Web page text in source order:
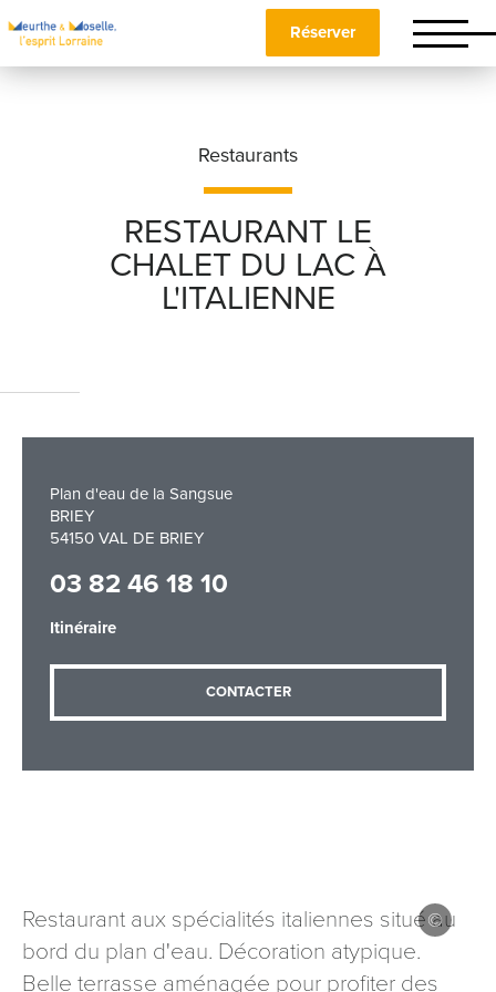
Réserver
Restaurants
RESTAURANT LE
CHALET DU LAC À
L'ITALIENNE
Plan d'eau de la Sangsue
BRIEY
54150 VAL DE BRIEY
03 82 46 18 10
Itinéraire
CONTACTER
Restaurant aux spécialités italiennes situé au
bord du plan d'eau. Décoration atypique.
Belle terrasse aménagée pour profiter des
*
Adresse email*
mention contraire). Vous disposez d’un droit d’accès, de
rectification et d’opposition aux données vous concernant,
que vous pouvez exercer en adressant une demande par